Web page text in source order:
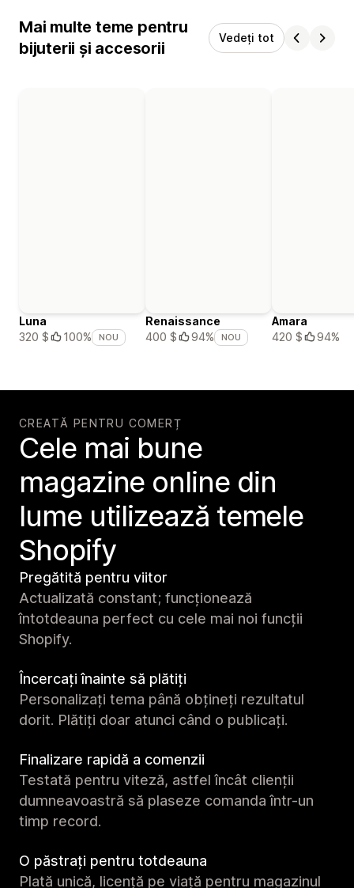
Mai multe teme pentru
bijuterii și accesorii
Vedeți tot
Luna
320 $
100% NOU
Renaissance
400 $
94% NOU
Amara
420 $
94%
CREATĂ PENTRU COMERȚ
Cele mai bune
magazine online din
lume utilizează temele
Shopify
Pregătită pentru viitor
Actualizată constant; funcționează
întotdeauna perfect cu cele mai noi funcții
Shopify.
Încercați înainte să plătiți
Personalizați tema până obțineți rezultatul
dorit. Plătiți doar atunci când o publicați.
Finalizare rapidă a comenzii
Testată pentru viteză, astfel încât clienții
dumneavoastră să plaseze comanda într-un
timp record.
O păstrați pentru totdeauna
Plată unică, licență pe viață pentru magazinul